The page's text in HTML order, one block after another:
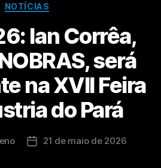
NOTÍCIAS
Ian Corrêa,
será
na XVII Feira
do Pará
21 de maio de 2026